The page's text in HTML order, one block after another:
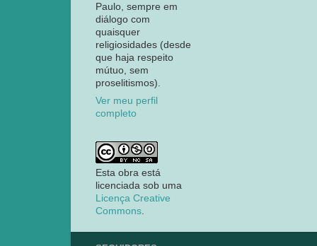
Paulo, sempre em
diálogo com
quaisquer
religiosidades (desde
que haja respeito
mútuo, sem
proselitismos).
Ver meu perfil
completo
Esta obra está
licenciada sob uma
Licença Creative
Commons